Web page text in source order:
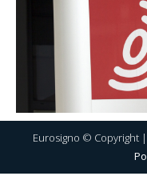
Eurosigno © Copyright |